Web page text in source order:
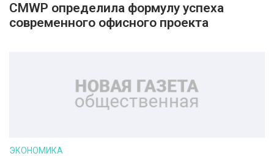
CMWP определила формулу успеха
современного офисного проекта
ЭКОНОМИКА